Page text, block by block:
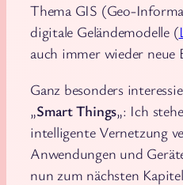
Thema GIS (Geo-
digitale Geländemodelle (
auch immer wieder neue
Ganz besonders
„Smart Things„: Ich
intelligente Vernetzung
Anwendungen und
nun zum nächsten